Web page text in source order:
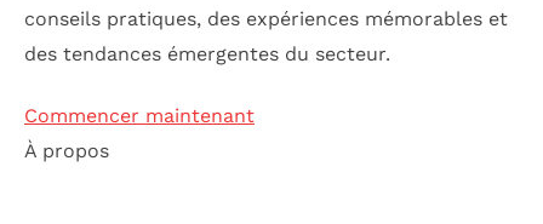
conseils pratiques, des expériences mémorables et
des tendances émergentes du secteur.
Commencer maintenant
À propos